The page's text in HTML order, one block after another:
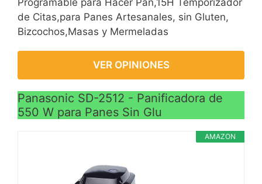
de Citas,para Panes Artesanales, sin Gluten,
Bizcochos,Masas y Mermeladas
VER OPINIONES
Panasonic SD-2512 - Panificadora de
550 W para Panes Sin Glu
AMAZON